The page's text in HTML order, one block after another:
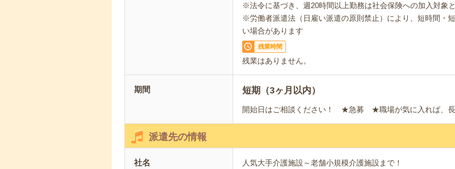
※法令に基づき、週20時間以上勤務は社会保険への加入対象
※労働者派遣法（日雇い派遣の原則禁止）により、短時間・
い場合があります
残業時間
残業はありません。
期間 短期（3ヶ月以内）
開始日はご相談ください！ ★急募 ★職場が気に入れば、長
派遣先の情報
社名 人気大手介護施設～老舗小規模介護施設まで！